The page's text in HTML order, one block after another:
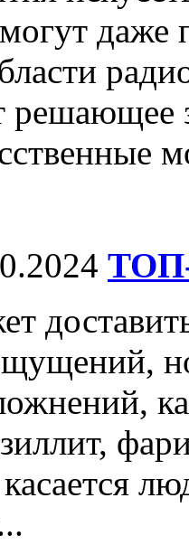
даже
решающее
ТОП-